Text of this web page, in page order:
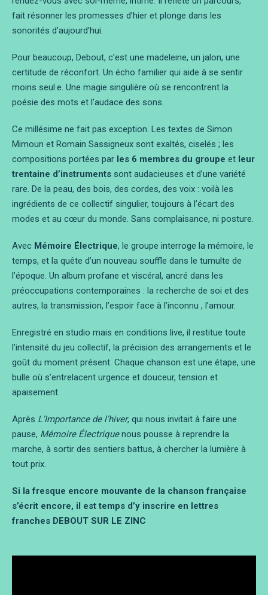
fait résonner les promesses d’hier et plonge dans les
sonorités d’aujourd’hui.
Pour beaucoup, Debout, c’est une madeleine, un jalon, une
certitude de réconfort. Un écho familier qui aide à se sentir
moins seul·e. Une magie singulière où se rencontrent la
poésie des mots et l’audace des sons.
Ce millésime ne fait pas exception. Les textes de Simon
Mimoun et Romain Sassigneux sont exaltés, ciselés ; les
compositions portées par les 6 membres du groupe et leur
trentaine d’instruments sont audacieuses et d’une variété
rare. De la peau, des bois, des cordes, des voix : voilà les
ingrédients de ce collectif singulier, toujours à l’écart des
modes et au cœur du monde. Sans complaisance, ni posture.
Avec Mémoire Électrique, le groupe interroge la mémoire, le
temps, et la quête d’un nouveau souffle dans le tumulte de
l’époque. Un album profane et viscéral, ancré dans les
préoccupations contemporaines : la recherche de soi et des
autres, la transmission, l’espoir face à l’inconnu , l’amour.
Enregistré en studio mais en conditions live, il restitue toute
l’intensité du jeu collectif, la précision des arrangements et le
goût du moment présent. Chaque chanson est une étape, une
bulle où s’entrelacent urgence et douceur, tension et
apaisement.
Après L’Importance de l’hiver, qui nous invitait à faire une
pause, Mémoire Électriquenous pousse à reprendre la
marche, à sortir des sentiers battus, à chercher la lumière à
tout prix.
Si la fresque encore mouvante de la chanson française
s’écrit encore, il est temps d’y inscrire en lettres
franches DEBOUT SUR LE ZINC